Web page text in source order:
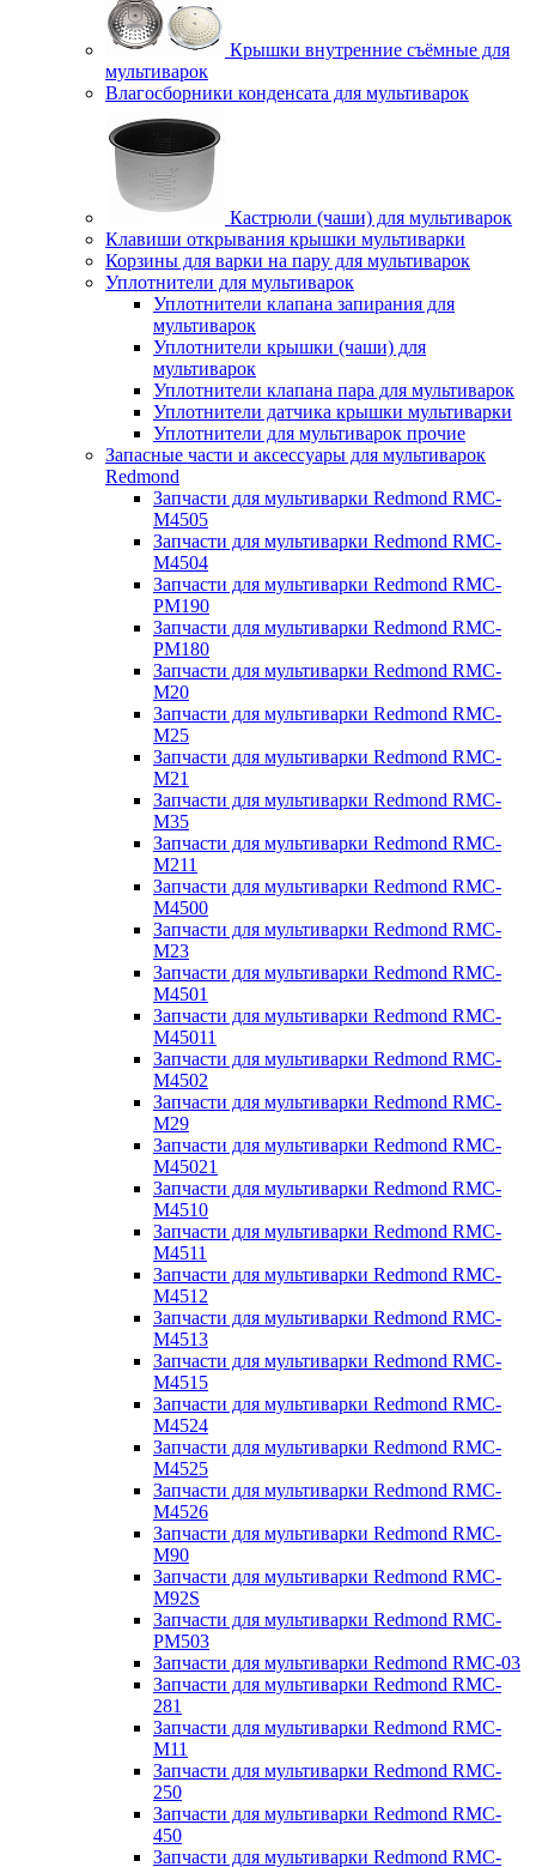
Крышки внутренние съёмные для
мультиварок
Влагосборники конденсата для мультиварок
Кастрюли (чаши) для мультиварок
Клавиши открывания крышки мультиварки
Корзины для варки на пару для мультиварок
Уплотнители для мультиварок
Уплотнители клапана запирания для
мультиварок
Уплотнители крышки (чаши) для
мультиварок
Уплотнители клапана пара для мультиварок
Уплотнители датчика крышки мультиварки
Уплотнители для мультиварок прочие
Запасные части и аксессуары для мультиварок
Redmond
Запчасти для мультиварки Redmond RMC-
M4505
Запчасти для мультиварки Redmond RMC-
M4504
Запчасти для мультиварки Redmond RMC-
PM190
Запчасти для мультиварки Redmond RMC-
PM180
Запчасти для мультиварки Redmond RMC-
M20
Запчасти для мультиварки Redmond RMC-
M25
Запчасти для мультиварки Redmond RMC-
M21
Запчасти для мультиварки Redmond RMC-
M35
Запчасти для мультиварки Redmond RMC-
M211
Запчасти для мультиварки Redmond RMC-
M4500
Запчасти для мультиварки Redmond RMC-
M23
Запчасти для мультиварки Redmond RMC-
M4501
Запчасти для мультиварки Redmond RMC-
M45011
Запчасти для мультиварки Redmond RMC-
M4502
Запчасти для мультиварки Redmond RMC-
M29
Запчасти для мультиварки Redmond RMC-
M45021
Запчасти для мультиварки Redmond RMC-
M4510
Запчасти для мультиварки Redmond RMC-
M4511
Запчасти для мультиварки Redmond RMC-
M4512
Запчасти для мультиварки Redmond RMC-
M4513
Запчасти для мультиварки Redmond RMC-
M4515
Запчасти для мультиварки Redmond RMC-
M4524
Запчасти для мультиварки Redmond RMC-
M4525
Запчасти для мультиварки Redmond RMC-
M4526
Запчасти для мультиварки Redmond RMC-
M90
Запчасти для мультиварки Redmond RMC-
M92S
Запчасти для мультиварки Redmond RMC-
PM503
Запчасти для мультиварки Redmond RMC-03
Запчасти для мультиварки Redmond RMC-
281
Запчасти для мультиварки Redmond RMC-
M11
Запчасти для мультиварки Redmond RMC-
250
Запчасти для мультиварки Redmond RMC-
450
Запчасти для мультиварки Redmond RMC-